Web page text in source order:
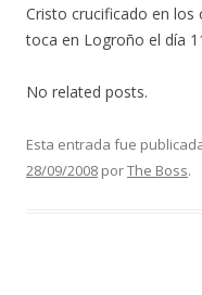
Cristo crucificado en los
toca en Logroño el día
No related posts.
Esta entrada fue
28/09/2008 porThe Boss.